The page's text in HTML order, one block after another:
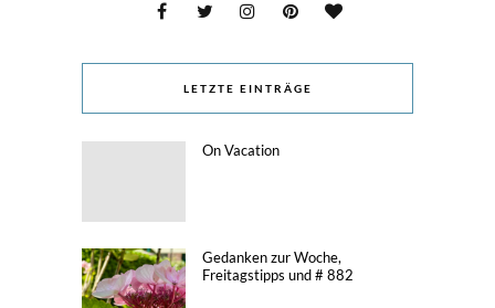
LETZTE EINTRÄGE
On Vacation
Gedanken zur Woche,
Freitagstipps und # 882